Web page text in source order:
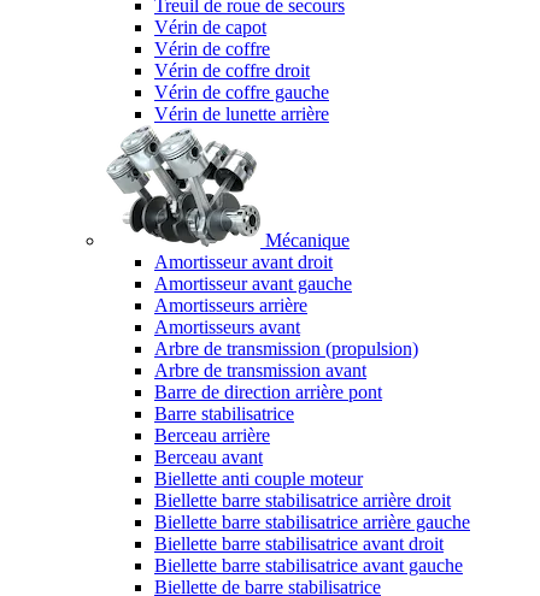
Treuil de roue de secours
Vérin de capot
Vérin de coffre
Vérin de coffre droit
Vérin de coffre gauche
Vérin de lunette arrière
Mécanique
Amortisseur avant droit
Amortisseur avant gauche
Amortisseurs arrière
Amortisseurs avant
Arbre de transmission (propulsion)
Arbre de transmission avant
Barre de direction arrière pont
Barre stabilisatrice
Berceau arrière
Berceau avant
Biellette anti couple moteur
Biellette barre stabilisatrice arrière droit
Biellette barre stabilisatrice arrière gauche
Biellette barre stabilisatrice avant droit
Biellette barre stabilisatrice avant gauche
Biellette de barre stabilisatrice